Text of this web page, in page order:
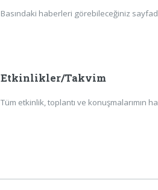
Basındaki haberleri görebileceğiniz
Etkinlikler/Takvim
Tüm etkinlik, toplantı ve konuşmalarımın